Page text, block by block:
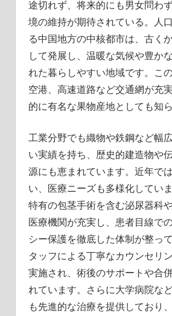
途切れず、将来的にも男女問わ
境の維持が期待されている。人
る中国地方の中核都市は、古く
して発展し、温暖な気候や豊か
れた暮らしやすい地域です。こ
空港、高速道路など交通網が充
的に有名な果物産地としても知
工業分野でも織物や鉄鋼など幅
い実績を持ち、歴史的建造物や
源にも恵まれています。近年で
い、医療ニーズも多様化してい
特有の包茎手術を含む泌尿器科
医療機関が充実し、患者目線で
シー保護を徹底した体制が整っ
タッフによる丁寧なカウンセリ
実施され、術後のサポートや合
れています。さらに大学病院な
も先進的な治療を提供しており